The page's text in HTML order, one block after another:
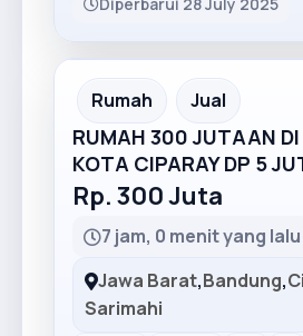
Recommended
Rumah Jual
RUMAH 300 JUTAAN
KOTA CIPARAY DP 5
Rp. 300 Juta
7 jam, 0 menit yang lalu
Jawa Barat,Bandung,
Sarimahi